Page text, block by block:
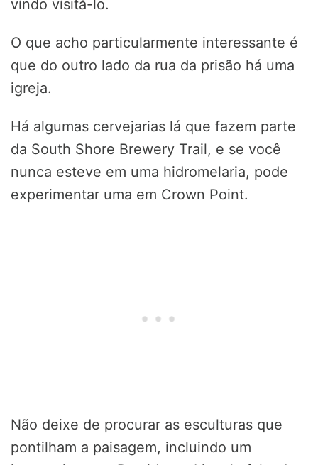
vindo visitá-lo.
O que acho particularmente interessante é
que do outro lado da rua da prisão há uma
igreja.
Há algumas cervejarias lá que fazem parte
da South Shore Brewery Trail, e se você
nunca esteve em uma hidromelaria, pode
experimentar uma em Crown Point.
Não deixe de procurar as esculturas que
pontilham a paisagem, incluindo um